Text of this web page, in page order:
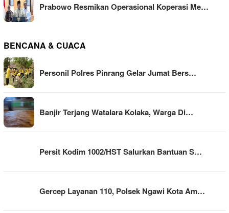
Prabowo Resmikan Operasional Koperasi Me…
BENCANA & CUACA
Personil Polres Pinrang Gelar Jumat Bers…
Banjir Terjang Watalara Kolaka, Warga Di…
Persit Kodim 1002/HST Salurkan Bantuan S…
Gercep Layanan 110, Polsek Ngawi Kota Am…